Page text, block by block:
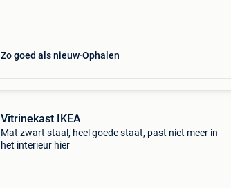
Zo goed als nieuw Ophalen
Vitrinekast IKEA
Mat zwart staal, heel goede staat, past niet meer in
het interieur hier